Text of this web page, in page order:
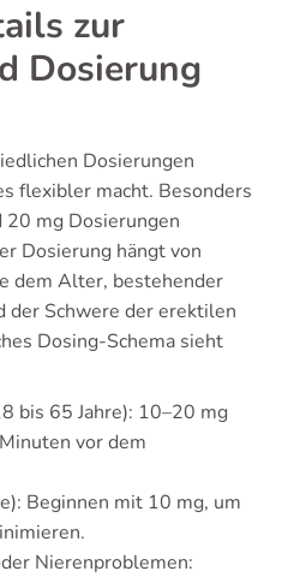
zur
Dosierung
Dosierungen
flexibler macht. Besonders
mg Dosierungen
Dosierung hängt von
dem Alter, bestehender
der Schwere der erektilen
Dosing-Schema sieht
bis 65 Jahre): 10–20 mg
vor dem
Beginnen mit 10 mg, um
Nierenproblemen: